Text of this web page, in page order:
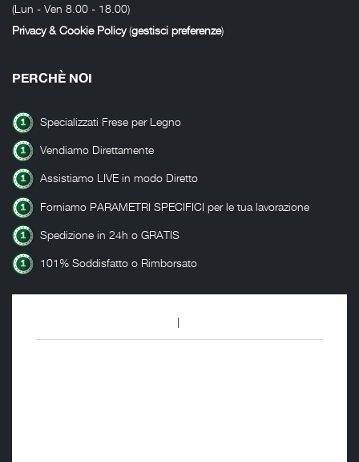
(Lun - Ven 8.00 - 18.00)
Privacy & Cookie Policy(gestisci preferenze)
PERCHÈ NOI
Specializzati Frese per Legno
Vendiamo Direttamente
Assistiamo LIVE in modo Diretto
Forniamo PARAMETRI SPECIFICI per le tua lavorazione
Spedizione in 24h o GRATIS
101% Soddisfatto o Rimborsato